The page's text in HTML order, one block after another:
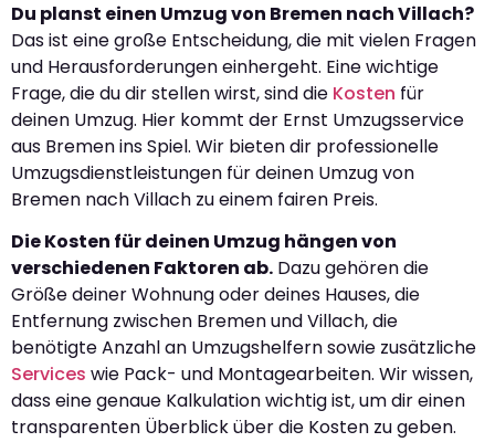
Du planst einen Umzug von Bremen nach Villach?
Das ist eine große Entscheidung, die mit vielen Fragen
und Herausforderungen einhergeht. Eine wichtige
Frage, die du dir stellen wirst, sind die Kosten für
deinen Umzug. Hier kommt der Ernst Umzugsservice
aus Bremen ins Spiel. Wir bieten dir professionelle
Umzugsdienstleistungen für deinen Umzug von
Bremen nach Villach zu einem fairen Preis.
Die Kosten für deinen Umzug hängen von
verschiedenen Faktoren ab. Dazu gehören die
Größe deiner Wohnung oder deines Hauses, die
Entfernung zwischen Bremen und Villach, die
benötigte Anzahl an Umzugshelfern sowie zusätzliche
Services wie Pack- und Montagearbeiten. Wir wissen,
dass eine genaue Kalkulation wichtig ist, um dir einen
transparenten Überblick über die Kosten zu geben.